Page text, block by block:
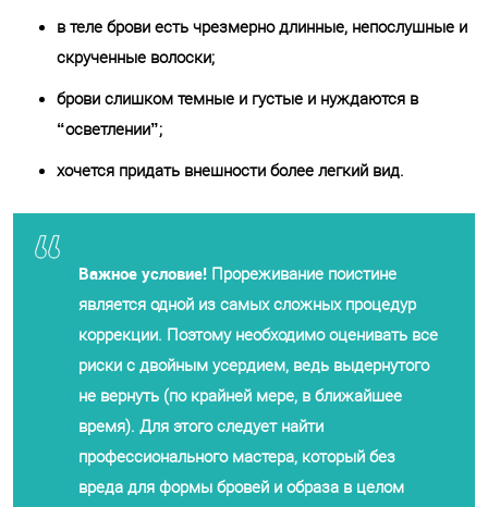
в теле брови есть чрезмерно длинные, непослушные и
скрученные волоски;
брови слишком темные и густые и нуждаются в
“осветлении”;
хочется придать внешности более легкий вид.
Важное условие! Прореживание поистине
является одной из самых сложных процедур
коррекции. Поэтому необходимо оценивать все
риски с двойным усердием, ведь выдернутого
не вернуть (по крайней мере, в ближайшее
время). Для этого следует найти
профессионального мастера, который без
вреда для формы бровей и образа в целом